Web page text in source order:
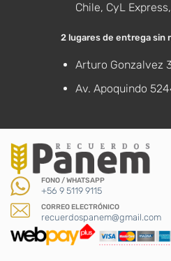
Chile, CyL
2 lugares de entrega sin
Arturo Gonzalvez
Av. Apoquindo
FONO / WHATSAPP
+56 9 5119 9115
CORREO ELECTRÓNICO
recuerdospanem@gmail.com